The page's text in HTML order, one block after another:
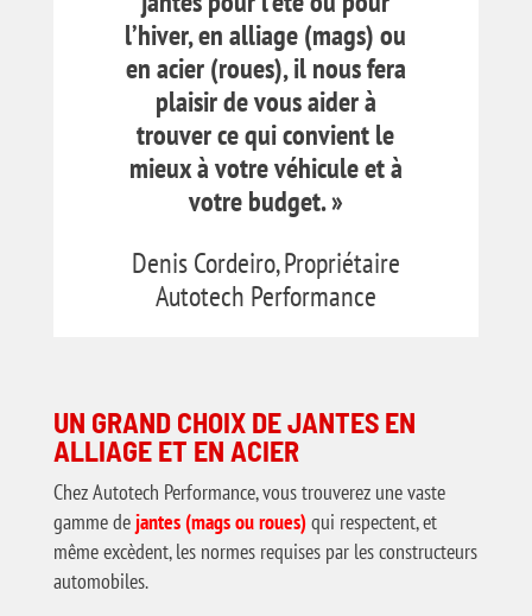
l’hiver, en alliage (mags) ou
en acier (roues), il nous fera
plaisir de vous aider à
trouver ce qui convient le
mieux à votre véhicule et à
votre budget. »
Denis Cordeiro, Propriétaire
Autotech Performance
UN GRAND CHOIX DE JANTES EN
ALLIAGE ET EN ACIER
Chez Autotech Performance, vous trouverez une vaste
gamme dejantes (mags ou roues)qui respectent, et
même excèdent, les normes requises par les constructeurs
automobiles.